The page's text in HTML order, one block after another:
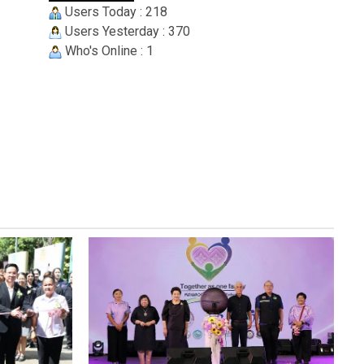
Users Today : 218
Users Yesterday : 370
Who's Online : 1